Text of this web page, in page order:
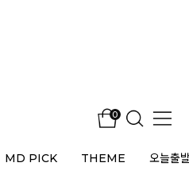
0
MD PICK THEME 오늘출